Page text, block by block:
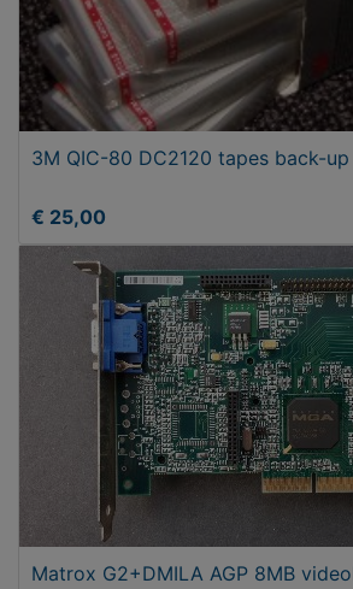
3M QIC-80 DC2120 tapes back-
€ 25,00
Matrox G2+DMILA AGP 8MB